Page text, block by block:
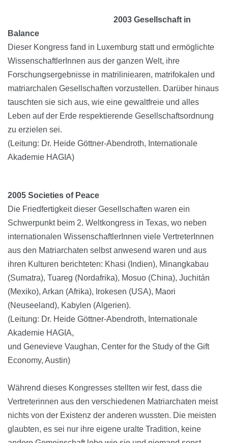
2003 Gesellschaft in
Balance
Dieser Kongress fand in Luxemburg statt und ermöglichte
WissenschaftlerInnen aus der ganzen Welt, ihre
Forschungsergebnisse in matriliniearen, matrifokalen und
matriarchalen Gesellschaften vorzustellen. Darüber hinaus
tauschten sie sich aus, wie eine gewaltfreie und alles
Leben auf der Erde respektierende Gesellschaftsordnung
zu erzielen sei.
(Leitung: Dr. Heide Göttner-Abendroth, Internationale
Akademie HAGIA)
2005 Societies of Peace
Die Friedfertigkeit dieser Gesellschaften waren ein
Schwerpunkt beim 2. Weltkongress in Texas, wo neben
internationalen WissenschaftlerInnen viele VertreterInnen
aus den Matriarchaten selbst anwesend waren und aus
ihren Kulturen berichteten: Khasi (Indien), Minangkabau
(Sumatra), Tuareg (Nordafrika), Mosuo (China), Juchitán
(Mexiko), Arkan (Afrika), Irokesen (USA), Maori
(Neuseeland), Kabylen (Algerien).
(Leitung: Dr. Heide Göttner-Abendroth, Internationale
Akademie HAGIA,
und Genevieve Vaughan, Center for the Study of the Gift
Economy, Austin)
Während dieses Kongresses stellten wir fest, dass die
Vertreterinnen aus den verschiedenen Matriarchaten meist
nichts von der Existenz der anderen wussten. Die meisten
glaubten, es sei nur ihre eigene uralte Tradition, keine